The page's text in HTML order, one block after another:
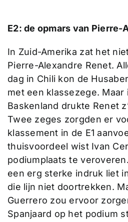
E2: de opmars van Pierre-
In Zuid-Amerika zat het
Pierre-Alexandre Renet.
dag in Chili kon de
met een klassezege. Maar
Baskenland drukte Renet
Twee zeges zorgden er
klassement in de E1
thuisvoordeel wist Ivan
podiumplaats te
een erg sterke indruk liet
die lijn niet doortrekken.
Guerrero zou ervoor
Spanjaard op het podium